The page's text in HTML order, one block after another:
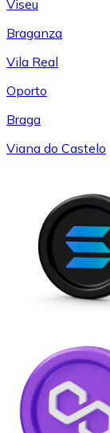
Viseu
Braganza
Vila Real
Oporto
Braga
Viana do Castelo